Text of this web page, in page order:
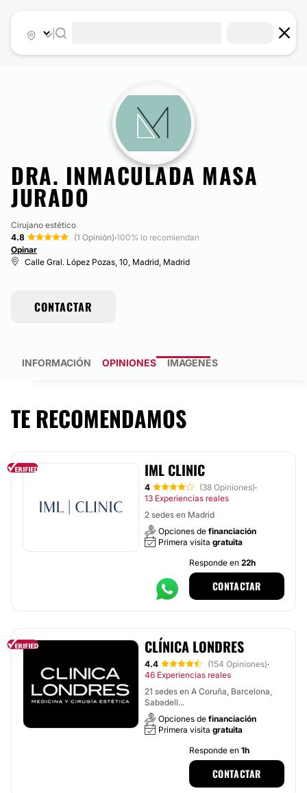
DRA. INMACULADA MASA
JURADO
Cirujano estético
4.8
(1 Opinión)·100% lo recomiendan
Opinar
Calle Gral. López Pozas, 10, Madrid, Madrid
CONTACTAR
INFORMACIÓN OPINIONES IMÁGENES
TE RECOMENDAMOS
IML CLINIC
4 (38 Opiniones)·
13 Experiencias reales
2 sedes en Madrid
Opciones de financiación
Primera visita gratuita
Responde en 22h
CONTACTAR
CLÍNICA LONDRES
4.4 (154 Opiniones)·
46 Experiencias reales
21 sedes en A Coruña, Barcelona,
Sabadell...
Opciones de financiación
Primera visita gratuita
Responde en 1h
CONTACTAR